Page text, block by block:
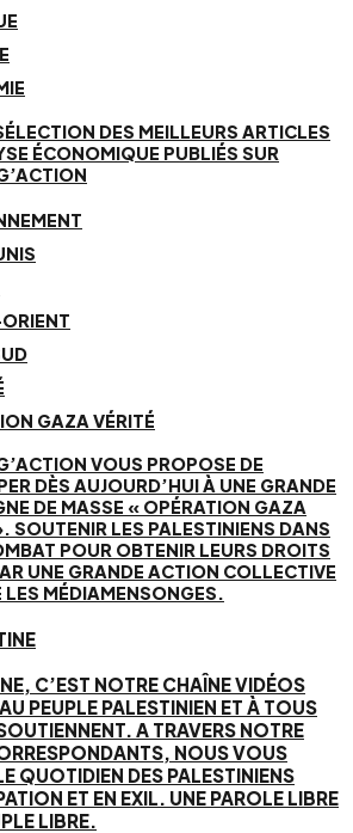
DES MEILLEURS ARTICLES
ÉCONOMIQUE PUBLIÉS SUR
GAZA VÉRITÉ
VOUS PROPOSE DE
DÈS AUJOURD’HUI À UNE GRANDE
DE MASSE « OPÉRATION GAZA
SOUTENIR LES PALESTINIENS DANS
POUR OBTENIR LEURS DROITS
UNE GRANDE ACTION COLLECTIVE
LES MÉDIAMENSONGES.
C’EST NOTRE CHAÎNE VIDÉOS
PEUPLE PALESTINIEN ET À TOUS
A TRAVERS NOTRE
NOUS VOUS
QUOTIDIEN DES PALESTINIENS
ET EN EXIL. UNE PAROLE LIBRE
LIBRE.